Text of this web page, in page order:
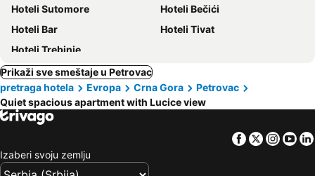
Hoteli Sutomore
Hoteli Bečići
Hoteli Bar
Hoteli Tivat
Hoteli Trebinje
Prikaži sve smeštaje u Petrovac
pretraga hotela
Evropa Crna Gora
Petrovac
Quiet spacious apartment with Lucice view
Facebook
Twitter
Izaberi svoju zemlju